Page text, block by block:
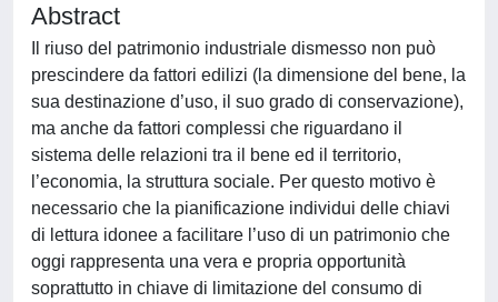
Abstract
Il riuso del patrimonio industriale dismesso non può
prescindere da fattori edilizi (la dimensione del bene, la
sua destinazione d’uso, il suo grado di conservazione),
ma anche da fattori complessi che riguardano il
sistema delle relazioni tra il bene ed il territorio,
l’economia, la struttura sociale. Per questo motivo è
necessario che la pianificazione individui delle chiavi
di lettura idonee a facilitare l’uso di un patrimonio che
oggi rappresenta una vera e propria opportunità
soprattutto in chiave di limitazione del consumo di